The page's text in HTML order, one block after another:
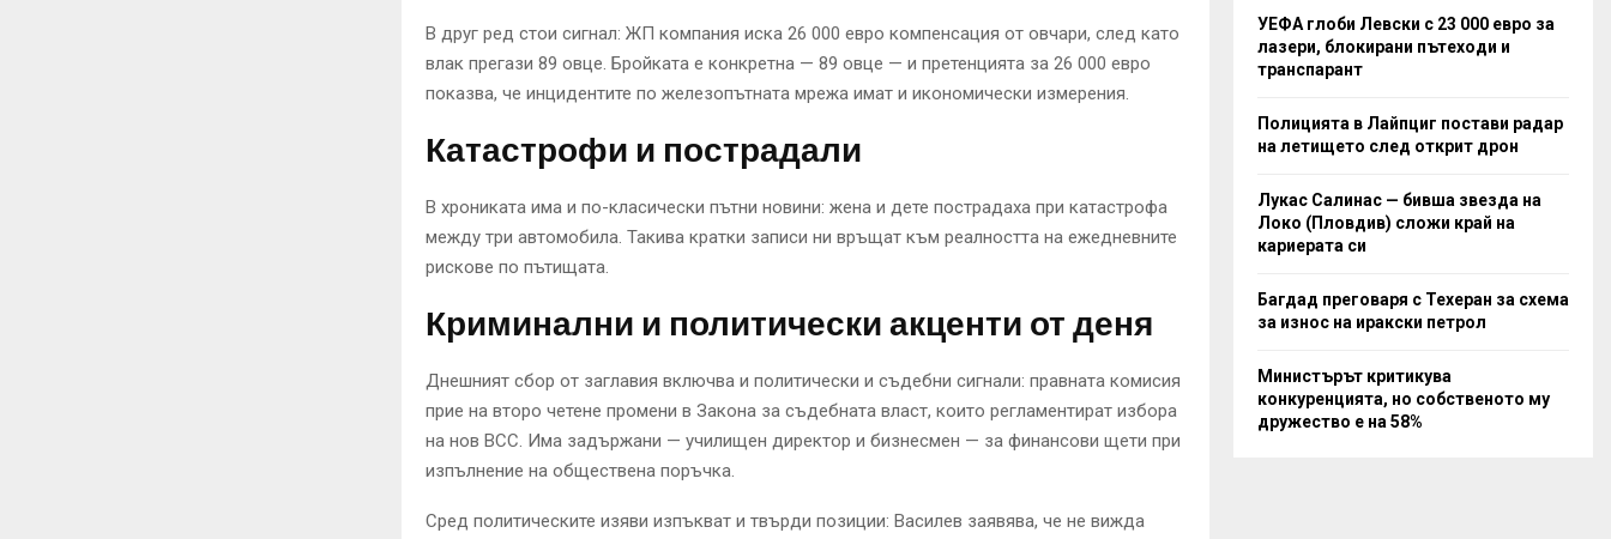
В друг ред стои сигнал: ЖП компания иска 26 000 евро компенсация от овчари, след като
влак прегази 89 овце. Бройката е конкретна — 89 овце — и претенцията за 26 000 евро
показва, че инцидентите по железопътната мрежа имат и икономически измерения.
Катастрофи и пострадали
В хрониката има и по-класически пътни новини: жена и дете пострадаха при катастрофа
между три автомобила. Такива кратки записи ни връщат към реалността на ежедневните
рискове по пътищата.
Криминални и политически акценти от деня
Днешният сбор от заглавия включва и политически и съдебни сигнали: правната комисия
прие на второ четене промени в Закона за съдебната власт, които регламентират избора
на нов ВСС. Има задържани — училищен директор и бизнесмен — за финансови щети при
изпълнение на обществена поръчка.
Сред политическите изяви изпъкват и твърди позиции: Василев заявява, че не вижда
УЕФА глоби Левски с 23 000 евро за
лазери, блокирани пътеходи и
транспарант
Полицията в Лайпциг постави радар
на летището след открит дрон
Лукас Салинас — бивша звезда на
Локо (Пловдив) сложи край на
кариерата си
Багдад преговаря с Техеран за схема
за износ на иракски петрол
Министърът критикува
конкуренцията, но собственото му
дружество е на 58%